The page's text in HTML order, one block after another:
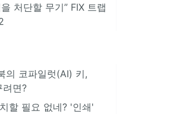
처단할 무기” FIX 트랩
의 코파일럿(AI) 키,
려면?
할 필요 없네? '인쇄'